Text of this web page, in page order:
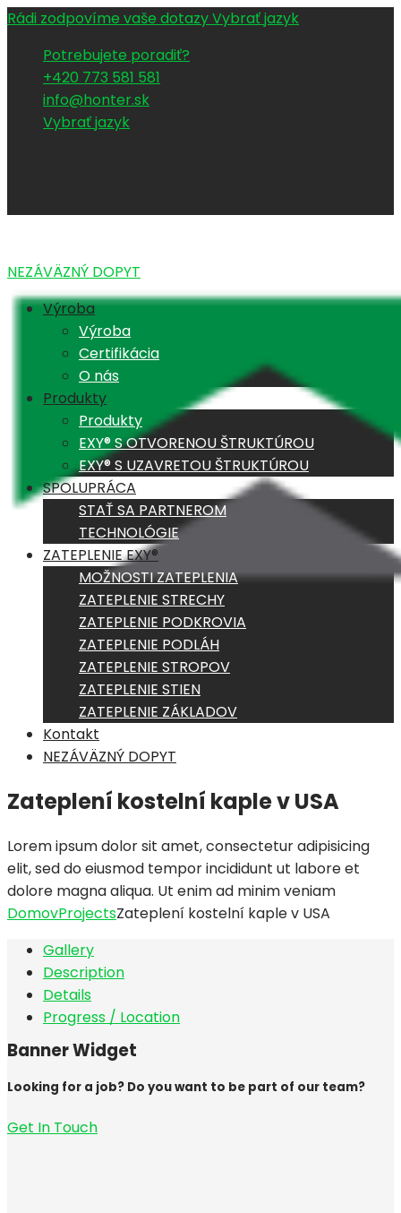
Rádi zodpovíme vaše dotazyVybrať jazyk
Potrebujete poradiť?
+420 773 581 581
info@honter.sk
Vybrať jazyk
NEZÁVÄZNÝ DOPYT
Výroba
Výroba
Certifikácia
O nás
Produkty
Produkty
EXY® S OTVORENOU ŠTRUKTÚROU
EXY® S UZAVRETOU ŠTRUKTÚROU
SPOLUPRÁCA
STAŤ SA PARTNEROM
TECHNOLÓGIE
ZATEPLENIE EXY®
MOŽNOSTI ZATEPLENIA
ZATEPLENIE STRECHY
ZATEPLENIE PODKROVIA
ZATEPLENIE PODLÁH
ZATEPLENIE STROPOV
ZATEPLENIE STIEN
ZATEPLENIE ZÁKLADOV
Kontakt
NEZÁVÄZNÝ DOPYT
Zateplení kostelní kaple v USA
Lorem ipsum dolor sit amet, consectetur adipisicing
elit, sed do eiusmod tempor incididunt ut labore et
dolore magna aliqua. Ut enim ad minim veniam
DomovProjectsZateplení kostelní kaple v USA
Gallery
Description
Details
Progress / Location
Banner Widget
Looking for a job? Do you want to be part of our team?
Get In Touch